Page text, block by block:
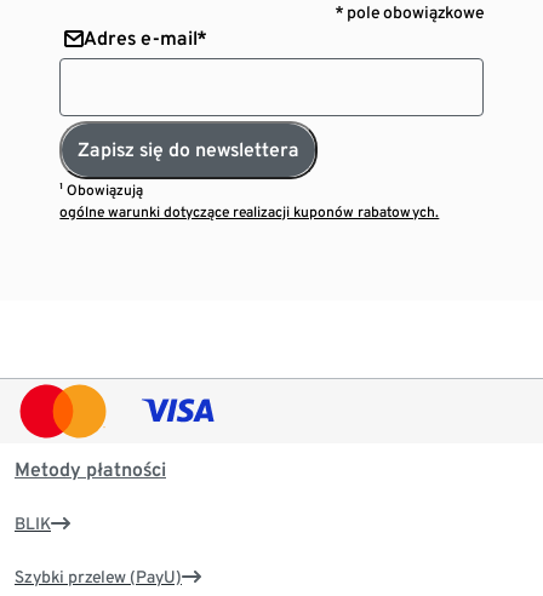
* pole obowiązkowe
Adres e-mail*
Zapisz się do newslettera
¹ Obowiązują
ogólne warunki dotyczące realizacji kuponów rabatowych.
Metody płatności
BLIK
Szybki przelew (PayU)